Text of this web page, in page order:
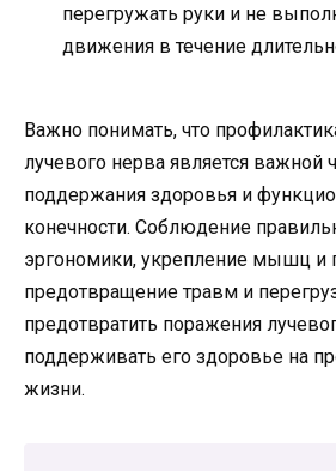
перегружать руки и не
движения в течение
Важно понимать, что
лучевого нерва является важной
поддержания здоровья и
конечности. Соблюдение
эргономики, укрепление мышц и
предотвращение травм и
предотвратить поражения
поддерживать его здоровье на
жизни.